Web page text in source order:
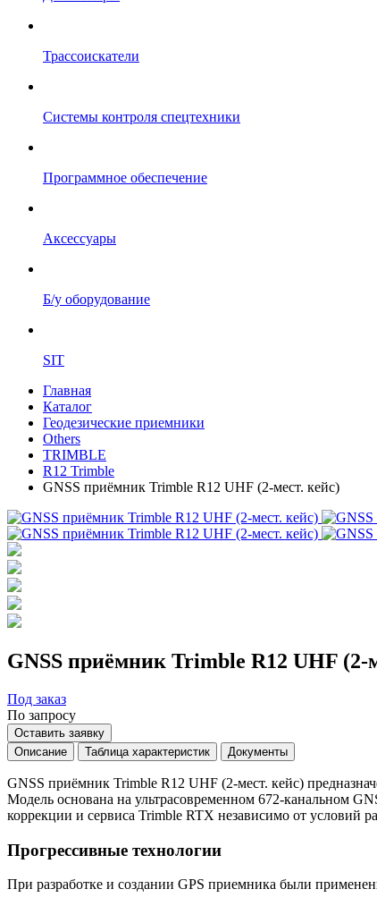
Трассоискатели
Системы контроля спецтехники
Программное обеспечение
Аксессуары
Б/у оборудование
SIT
Главная
Каталог
Геодезические приемники
Others
TRIMBLE
R12 Trimble
GNSS приёмник Trimble R12 UHF (2-мест. кейс)
GNSS приёмник Trimble R12 UHF (2-
Под заказ
По запросу
Оставить заявку
Описание
Таблица характеристик Документы
GNSS приёмник Trimble R12 UHF (2-мест. кейс)
Модель основана на ультрасовременном 672-канальном
коррекции и сервиса Trimble RTX независимо от условий
Прогрессивные технологии
При разработке и создании GPS приемника были